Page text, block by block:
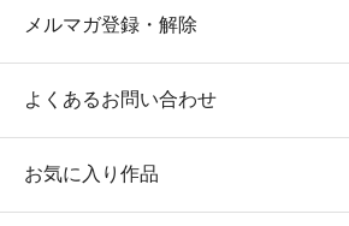
メルマガ登録・解除
よくあるお問い合わせ
お気に入り作品